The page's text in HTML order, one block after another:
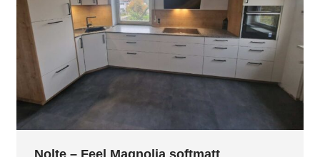
Nolte – Feel Magnolia softmatt